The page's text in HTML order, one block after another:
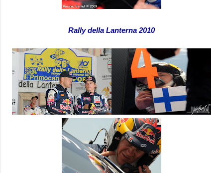
Rally della Lanterna 2010